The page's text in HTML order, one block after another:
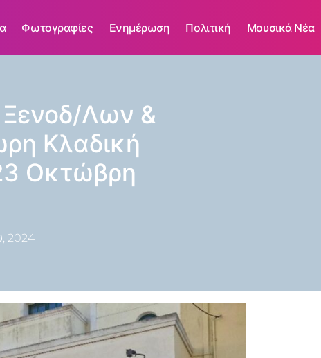
Φωτογραφίες Ενημέρωση Πολιτική Μουσικά Νέα
λων &
Κλαδική
Οκτώβρη
2024